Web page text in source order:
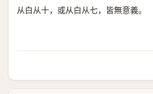
从白从十，或从白从七，皆無意義。